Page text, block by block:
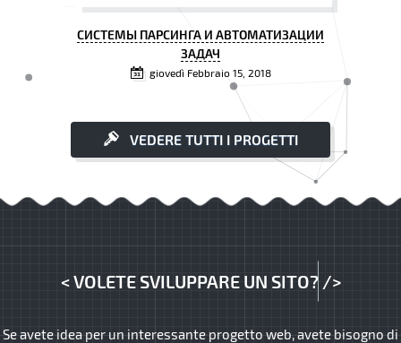
СИСТЕМЫ ПАРСИНГА И АВТОМАТИЗАЦИИ
ЗАДАЧ
giovedì Febbraio 15, 2018
VEDERE TUTTI I PROGETTI
<VOLETE SVILUPPARE UN SITO? />
Se avete idea per un interessante progetto web, avete bisogno di